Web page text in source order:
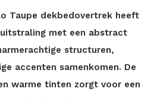
Taupe dekbedovertrek heeft
met een abstract
structuren,
accenten samenkomen. De
warme tinten zorgt voor een